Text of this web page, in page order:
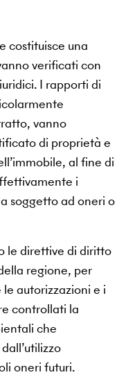
costituisce una
verificati con
I rapporti di
vanno
di proprietà e
al fine di
i
soggetto ad oneri o
le direttive di diritto
regione, per
autorizzazioni e i
controllati la
che
oneri futuri.